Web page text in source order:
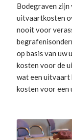
Bodegraven
uitvaartkosten
nooit voor
op basis van uw
kosten voor de
wat een uitvaart
kosten voor